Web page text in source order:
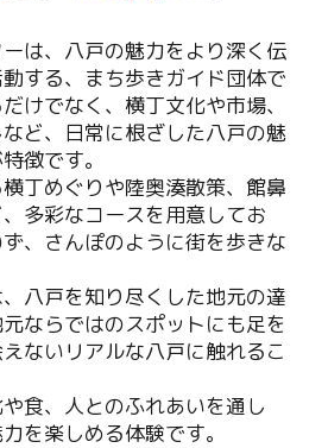
は、八戸の魅力をより深く伝
する、まち歩きガイド団体で
けでなく、横丁文化や市場、
ど、日常に根ざした八戸の魅
徴です。
丁めぐりや陸奥湊散策、館鼻
多彩なコースを用意してお
、さんぽのように街を歩きな
八戸を知り尽くした地元の達
ならではのスポットにも足を
ないリアルな八戸に触れるこ
食、人とのふれあいを通し
を楽しめる体験です。